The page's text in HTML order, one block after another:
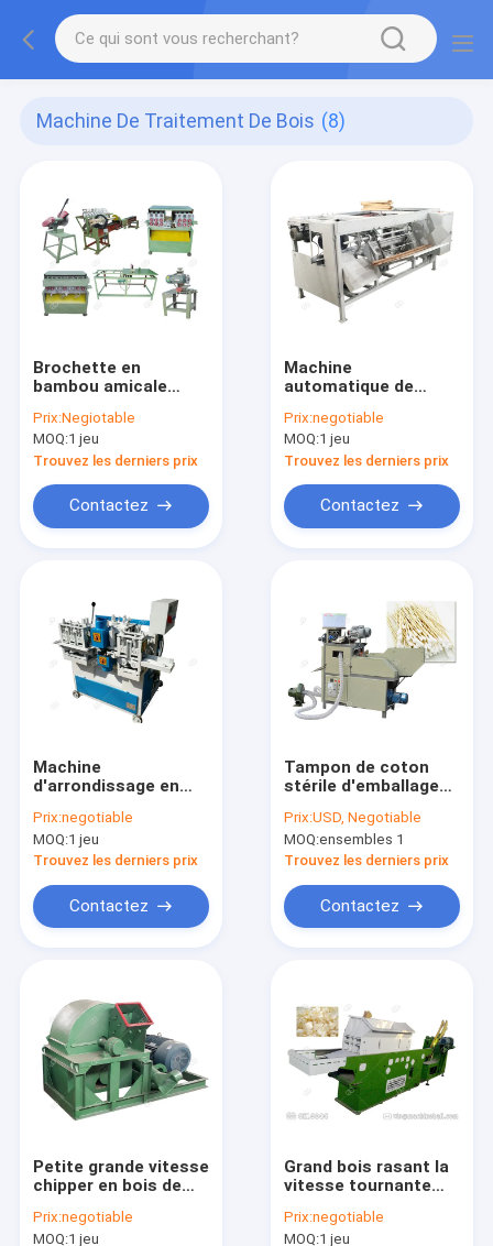
Machine De Traitement De Bois (8)
Brochette en
bambou amicale
faite à la machine en
Chine
Prix:Negiotable
MOQ:1 jeu
Trouvez les derniers prix
Contactez
Machine
automatique de
machine de filetage
en bois
complètement
automatique
Prix:negotiable
MOQ:1 jeu
Trouvez les derniers prix
Contactez
Machine
d'arrondissage en
Rod, fraiseuse ronde
925*950*1130mm de
Rod
Prix:negotiable
MOQ:1 jeu
Trouvez les derniers prix
Contactez
Tampon de coton
stérile d'emballage
l'efficacité élevée
automatique de
production
Prix:USD, Negotiable
MOQ:ensembles 1
Trouvez les derniers prix
Contactez
Petite grande vitesse
chipper en bois de
tournant pour la
literie de cheval
Prix:negotiable
MOQ:1 jeu
Grand bois rasant la
vitesse tournante
de machine de
développement
Prix:negotiable
MOQ:1 jeu